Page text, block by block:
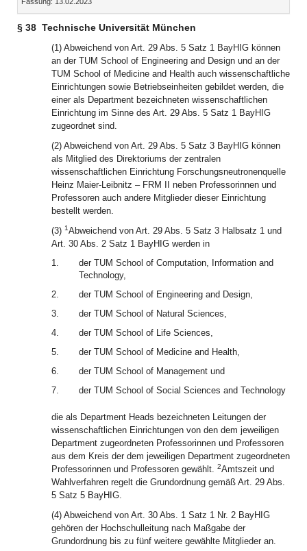
§ 38 Technische Universität München
(1) Abweichend von Art. 29 Abs. 5 Satz 1 BayHIG können
an der TUM School of Engineering and Design und an der
TUM School of Medicine and Health auch wissenschaftliche
Einrichtungen sowie Betriebseinheiten gebildet werden, die
einer als Department bezeichneten wissenschaftlichen
Einrichtung im Sinne des Art. 29 Abs. 5 Satz 1 BayHIG
zugeordnet sind.
(2) Abweichend von Art. 29 Abs. 5 Satz 3 BayHIG können
als Mitglied des Direktoriums der zentralen
wissenschaftlichen Einrichtung Forschungsneutronenquelle
Heinz Maier-Leibnitz – FRM II neben Professorinnen und
Professoren auch andere Mitglieder dieser Einrichtung
bestellt werden.
(3) 1Abweichend von Art. 29 Abs. 5 Satz 3 Halbsatz 1 und
Art. 30 Abs. 2 Satz 1 BayHIG werden in
1.
der TUM School of Computation, Information and
Technology,
2.
der TUM School of Engineering and Design,
3.
der TUM School of Natural Sciences,
4.
der TUM School of Life Sciences,
5.
der TUM School of Medicine and Health,
6.
der TUM School of Management und
7.
der TUM School of Social Sciences and Technology
die als Department Heads bezeichneten Leitungen der
wissenschaftlichen Einrichtungen von den dem jeweiligen
Department zugeordneten Professorinnen und Professoren
aus dem Kreis der dem jeweiligen Department zugeordneten
Professorinnen und Professoren gewählt. 2Amtszeit und
Wahlverfahren regelt die Grundordnung gemäß Art. 29 Abs.
5 Satz 5 BayHIG.
(4) Abweichend von Art. 30 Abs. 1 Satz 1 Nr. 2 BayHIG
gehören der Hochschulleitung nach Maßgabe der
Grundordnung bis zu fünf weitere gewählte Mitglieder an.